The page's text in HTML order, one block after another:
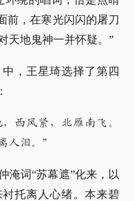
前，在寒光闪闪的屠刀
地鬼神一并怀疑。”
，王星琦选择了第四
西风紧，北雁南飞。
人泪。”
淹词“苏幕遮”化来，以
托离人心绪。本来碧